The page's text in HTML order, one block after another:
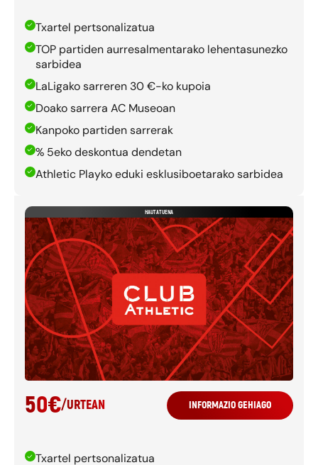
Txartel pertsonalizatua
TOP partiden aurresalmentarako lehentasunezko
sarbidea
LaLigako sarreren 30 €-ko kupoia
Doako sarrera AC Museoan
Kanpoko partiden sarrerak
% 5eko deskontua dendetan
Athletic Playko eduki esklusiboetarako sarbidea
HAUTATUENA
50€/URTEAN INFORMAZIO GEHIAGO